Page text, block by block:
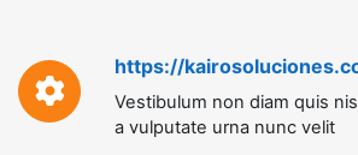
https://
Vestibulum non diam quis
a vulputate urna nunc velit